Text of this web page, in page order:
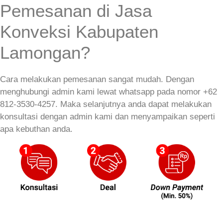
Pemesanan di Jasa
Konveksi Kabupaten
Lamongan?
Cara melakukan pemesanan sangat mudah. Dengan
menghubungi admin kami lewat whatsapp pada nomor +62
812-3530-4257. Maka selanjutnya anda dapat melakukan
konsultasi dengan admin kami dan menyampaikan seperti
apa kebuthan anda.